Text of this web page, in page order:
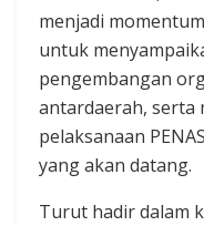
menjadi
untuk
pengembangan
antardaerah, serta
pelaksanaan
yang akan datang.
Turut hadir dalam